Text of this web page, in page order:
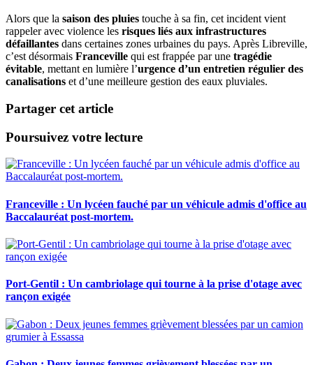
Alors que la saison des pluies touche à sa fin, cet incident vient
rappeler avec violence les risques liés aux infrastructures
défaillantes dans certaines zones urbaines du pays. Après Libreville,
c’est désormais Franceville qui est frappée par une tragédie
évitable, mettant en lumière l’urgence d’un entretien régulier des
canalisations et d’une meilleure gestion des eaux pluviales.
Partager cet article
Poursuivez votre lecture
Franceville : Un lycéen fauché par un véhicule admis d'office au
Baccalauréat post-mortem.
Port-Gentil : Un cambriolage qui tourne à la prise d'otage avec
rançon exigée